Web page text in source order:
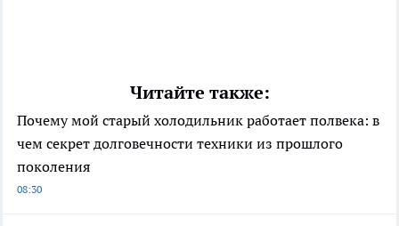
Читайте также:
Почему мой старый холодильник работает полвека: в
чем секрет долговечности техники из прошлого
поколения
08:30